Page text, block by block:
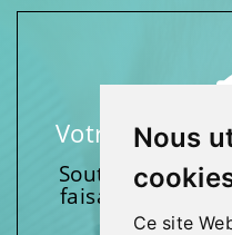
Nous
Ce site
Votre soutien
Soutenez l’une
faisant un don